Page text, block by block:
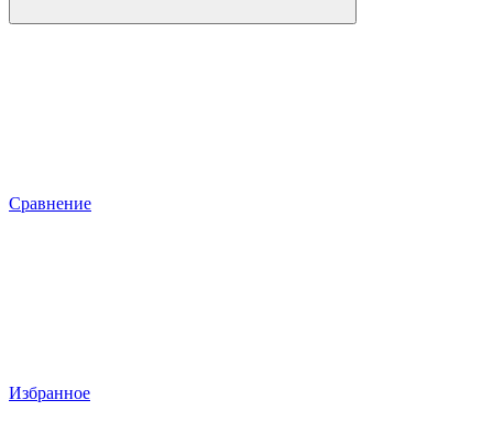
Сравнение
Избранное